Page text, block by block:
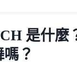
是什麼
？